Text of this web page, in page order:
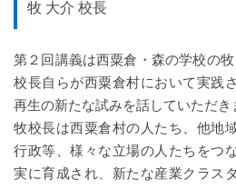
牧 大介 校長
第２回講義は西粟倉・森の学校の
校長自らが西粟倉村において実践
再生の新たな試みを話していただき
牧校長は西粟倉村の人たち、他地
行政等、様々な立場の人たちをつ
実に育成され、新たな産業クラス